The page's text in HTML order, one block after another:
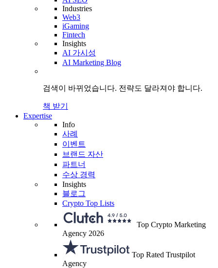
Industries
Web3
iGaming
Fintech
Insights
AI 가시성
AI Marketing Blog
검색이 바뀌었습니다. 전략도 달라져야 합니다.
책 받기
Expertise
Info
사례
이벤트
브랜드 자산
파트너
수상 경력
Insights
블로그
Crypto Top Lists
Top Crypto Marketing
Agency 2026
Top Rated Trustpilot
Agency